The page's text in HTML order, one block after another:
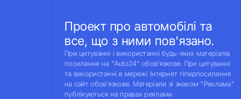
Проект про автомобілі та
все, що з ними пов'язано.
При цитуванні і використанні будь-яких матеріалів
посилання на "Auto24" обов'язкове. При цитуванні
та використанні в мережі Інтернет гіперпосилання
на сайт обов'язкове. Матеріали зі знаком "Реклама"
публікуються на правах реклами.